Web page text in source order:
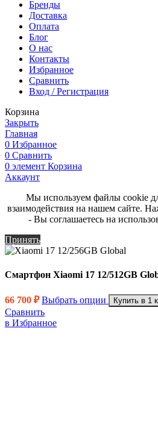
Бренды
Доставка
Оплата
Блог
О нас
Контакты
Избранное
Сравнить
Вход / Регистрация
Корзина
Закрыть
Главная
0 Избранное
0 Сравнить
0 элемент Корзина
Аккаунт
Мы используем файлы cookie
взаимодействия на нашем сайте.
- Вы соглашаетесь на
Принять
Смартфон Xiaomi 17 12/512GB
66 700 ₽ Выбрать опции Купить в 1
Сравнить
в Избранное